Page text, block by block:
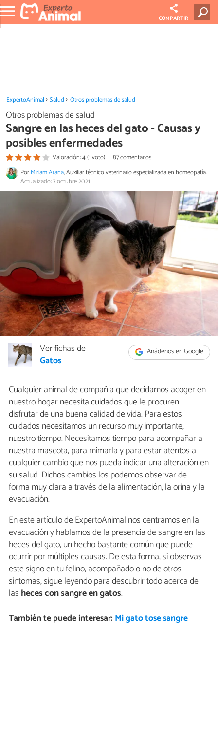
COMPARTIR
ExpertoAnimal Salud Otros problemas de salud
Otros problemas de salud
Sangre en las heces del gato - Causas y
posibles enfermedades
Valoración: 4 (1 voto)
87 comentarios
PorMiriam Arana, Auxiliar técnico veterinario especializada en homeopatía.
Actualizado: 7 octubre 2021
Añádenos en Google
Ver fichas de
Gatos
Cualquier animal de compañía que decidamos acoger en
nuestro hogar necesita cuidados que le procuren
disfrutar de una buena calidad de vida. Para estos
cuidados necesitamos un recurso muy importante,
nuestro tiempo. Necesitamos tiempo para acompañar a
nuestra mascota, para mimarla y para estar atentos a
cualquier cambio que nos pueda indicar una alteración en
su salud. Dichos cambios los podemos observar de
forma muy clara a través de la alimentación, la orina y la
evacuación.
En este artículo de ExpertoAnimal nos centramos en la
evacuación y hablamos de la presencia de sangre en las
heces del gato, un hecho bastante común que puede
ocurrir por múltiples causas. De esta forma, si observas
este signo en tu felino, acompañado o no de otros
síntomas, sigue leyendo para descubrir todo acerca de
las heces con sangre en gatos.
También te puede interesar: Mi gato tose sangre